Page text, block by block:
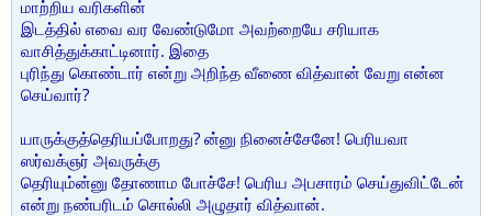
மாற்றிய வரிகளின்
இடத்தில் எவை வர வேண்டுமோ அவற்றையே சரியாக
வாசித்துக்காட்டினார். இதை
புரிந்து கொண்டார் என்று அறிந்த வீணை வித்வான் வேறு என்ன
செய்வார்?
யாருக்குத்தெரியப்போறது? ன்னு நினைச்சேனே! பெரியவா
ஸர்வக்ஞர் அவருக்கு
தெரியும்ன்னு தோணாம போச்சே! பெரிய அபசாரம் செய்துவிட்டேன்
என்று நண்பரிடம் சொல்லி அழுதார் வித்வான்.